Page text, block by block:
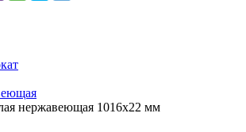
нержавеющая 1016х22 мм